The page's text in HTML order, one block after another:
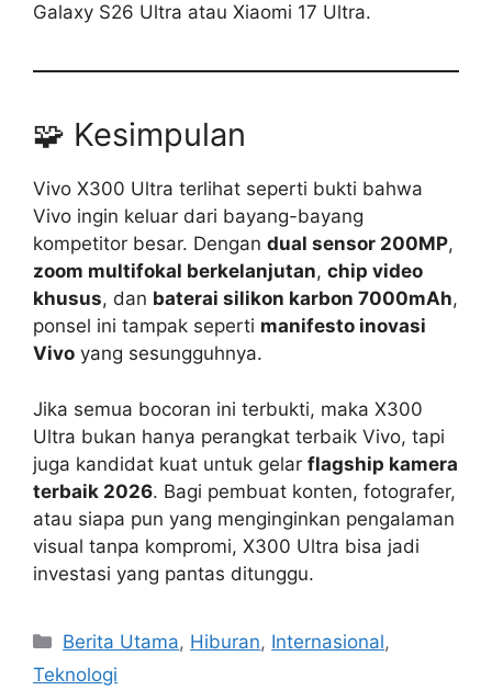
Galaxy S26 Ultra atau Xiaomi 17 Ultra.
🧩 Kesimpulan
Vivo X300 Ultra terlihat seperti bukti bahwa
Vivo ingin keluar dari bayang-bayang
kompetitor besar. Dengan dual sensor 200MP,
zoom multifokal berkelanjutan, chip video
khusus, dan baterai silikon karbon 7000mAh,
ponsel ini tampak seperti manifesto inovasi
Vivo yang sesungguhnya.
Jika semua bocoran ini terbukti, maka X300
Ultra bukan hanya perangkat terbaik Vivo, tapi
juga kandidat kuat untuk gelar flagship kamera
terbaik 2026. Bagi pembuat konten, fotografer,
atau siapa pun yang menginginkan pengalaman
visual tanpa kompromi, X300 Ultra bisa jadi
investasi yang pantas ditunggu.
C
Berita Utama, Hiburan, Internasional,
Teknologi